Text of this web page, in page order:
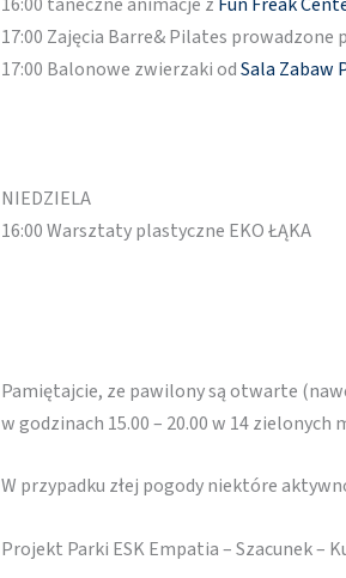
17:00 Zajęcia Barre& Pilates prowadzone
17:00 Balonowe zwierzaki odSala Zabaw
NIEDZIELA
16:00 Warsztaty plastyczne EKO ŁĄKA
Pamiętajcie, ze pawilony są otwarte
w godzinach 15.00 – 20.00 w 14 zielonych
W przypadku złej pogody niektóre
Projekt Parki ESK Empatia – Szacunek –